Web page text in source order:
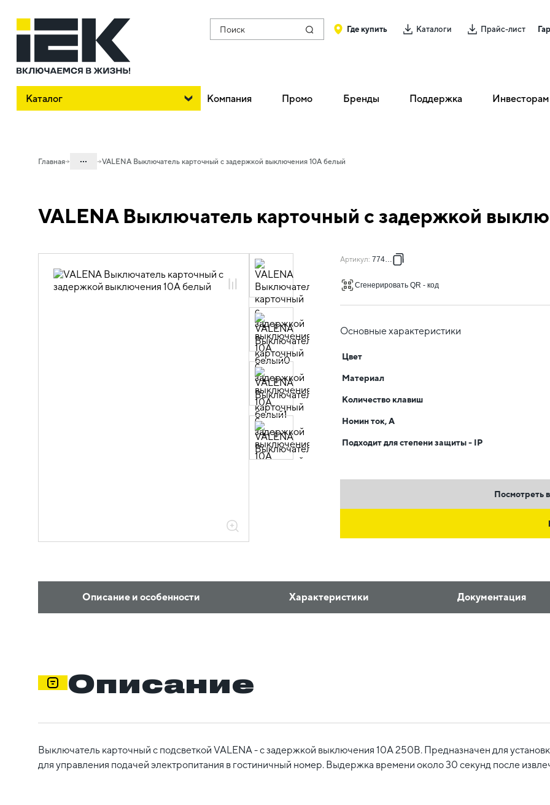
Поиск Где купить Каталоги Прайс-лист
Каталог Компания Промо Бренды Поддержка Инвесторам
Главная ...
06. Изделия электроустановочные,
удлинители и силовые разъемы
изделия скрытого монтажа VALENA
06.01.14.01 ЭУИ VALENA: цвет белый
VALENA Выключатель карточный с задержкой выключения 10А белый
VALENA Выключатель карточный с задержкой
Артикул: 774235
Сгенерировать QR - код
Основные характеристики
Цвет
Материал
Количество клавиш
Номин ток, А
Подходит для степени защиты - IP
Посмотреть
Описание и особенности Характеристики Документация
Описание
Выключатель карточный с подсветкой VALENA - с задержкой выключения 10А 250В. Предназначен для
для управления подачей электропитания в гостиничный номер. Выдержка времени около 30 секунд после